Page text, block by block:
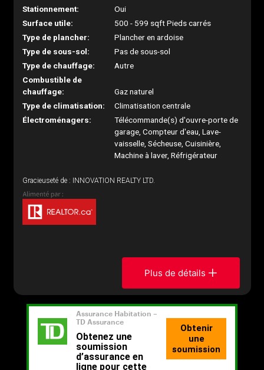
Stationnement:
Oui
Surface utile:
500 - 599 sqft Pieds carrés
Type de plancher:
Plancher en ardoise
Type de sous-sol:
Pas de sous-sol
Type de chauffage:
Autre
Combustible de
chauffage:
Gaz naturel
Type de climatisation:
Climatisation centrale
Électroménagers:
Télécommande(s) d'ouvre-porte de
garage, Compteur d'eau, Lave-
vaisselle, Sécheuse, Cuisinière,
Machine à laver, Réfrigérateur
Gracieuseté de : INNOVATION REALTY LTD.
Plus de détails